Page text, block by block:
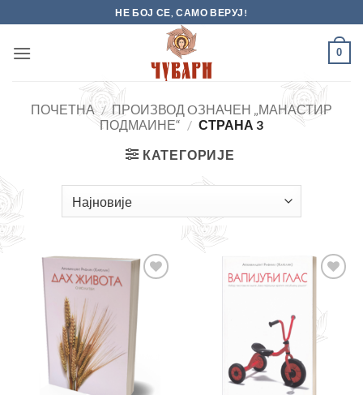
to
content
НЕ БОЈ СЕ, САМО ВЕРУЈ!
0
ПОЧЕТНА / ПРОИЗВОД OЗНАЧЕН „МАНАСТИР
ПОДМАИНЕ“ / СТРАНА 3
КАТЕГОРИЈЕ
Додајте
у листу
жеља
жеља